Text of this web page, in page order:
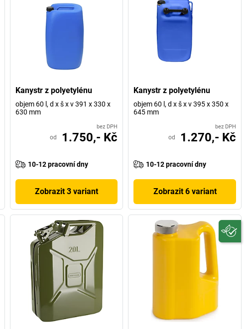
Kanystr z polyetylénu
objem 60 l, d x š x v 391 x 330 x
630 mm
bez DPH
od 1.750,- Kč
10-12 pracovní dny
Zobrazit 3 variant
Kanystr z polyetylénu
objem 60 l, d x š x v 395 x 350 x
645 mm
bez DPH
od 1.270,- Kč
10-12 pracovní dny
Zobrazit 6 variant